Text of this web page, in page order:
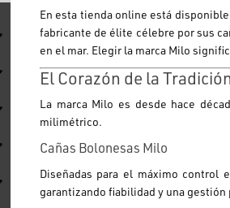
En esta tienda online está
fabricante de élite célebre por sus
en el mar. Elegir la marca Milo
El Corazón de la
La marca Milo es desde hace
milimétrico.
Cañas Bolonesas Milo
Diseñadas para el máximo control
garantizando fiabilidad y una